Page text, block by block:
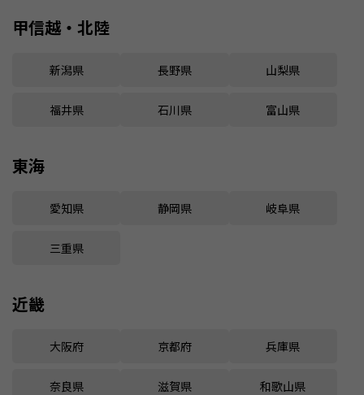
甲信越・北陸
新潟県 長野県 山梨県
福井県 石川県 富山県
東海
愛知県 静岡県 岐阜県
三重県
近畿
大阪府 京都府 兵庫県
奈良県 滋賀県 和歌山県